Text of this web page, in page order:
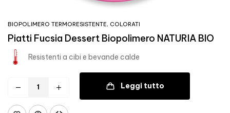
BIOPOLIMERO TERMORESISTENTE, COLORATI
Piatti Fucsia Dessert Biopolimero NATURIA BIO
Resistenti a cibi e bevande calde
Leggi tutto